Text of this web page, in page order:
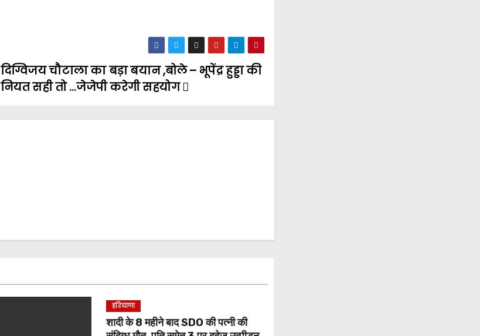
दिग्विजय चौटाला का बड़ा बयान ,बोले – भूपेंद्र हुड्डा की
नियत सही तो …जेजेपी करेगी सहयोग
हरियाणा
शादी के 8 महीने बाद SDO की पत्नी की